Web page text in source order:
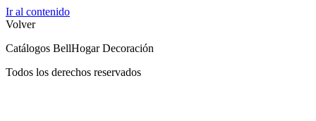
Ir al contenido
Volver
Catálogos BellHogar Decoración
Todos los derechos reservados